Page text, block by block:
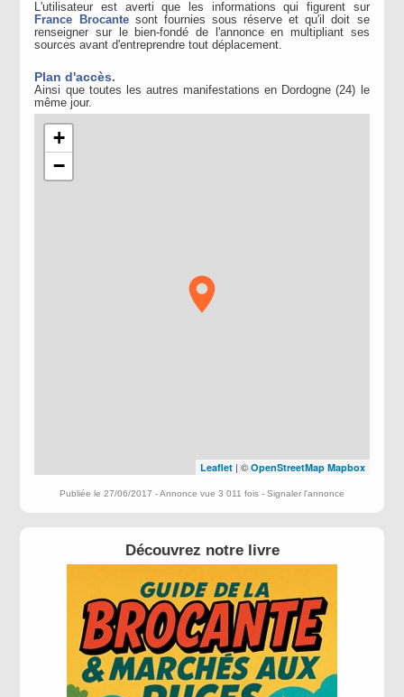
L'utilisateur est averti que les informations qui figurent sur
France Brocantesont fournies sous réserve et qu'il doit se
renseigner sur le bien-fondé de l'annonce en multipliant ses
sources avant d'entreprendre tout déplacement.
Plan d'accès.
Ainsi que toutes les autres manifestations en Dordogne (24) le
même jour.
+
−
Leaflet| © OpenStreetMap Mapbox
Publiée le 27/06/2017 - Annonce vue 3 011 fois - Signaler l'annonce
Découvrez notre livre